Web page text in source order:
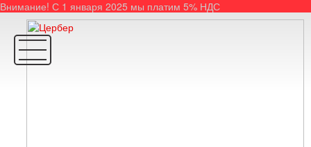
Внимание! С 1 января 2025 мы платим 5% НДС